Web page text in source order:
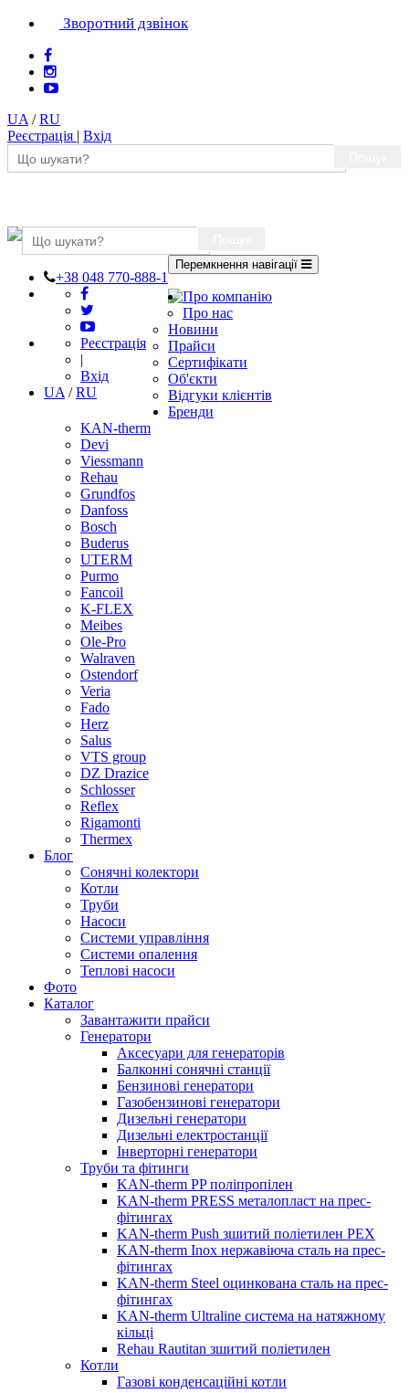
Зворотний дзвінок
UA /RU
Реєстрація | Вхід
+38 048 770-888-1
Реєстрація
|
Вхід
UA /RU
Перемкнення навігації
Про компанію
Про нас
Новини
Прайси
Сертифікати
Об'єкти
Відгуки клієнтів
Бренди
KAN-therm
Devi
Viessmann
Rehau
Grundfos
Danfoss
Bosch
Buderus
UTERM
Purmo
Fancoil
K-FLEX
Meibes
Ole-Pro
Walraven
Ostendorf
Veria
Fado
Herz
Salus
VTS group
DZ Drazice
Schlosser
Reflex
Rigamonti
Thermex
Блог
Сонячні колектори
Котли
Труби
Насоси
Системи управління
Системи опалення
Теплові насоси
Фото
Каталог
Завантажити прайси
Генератори
Аксесуари для генераторів
Балконні сонячні станції
Бензинові генератори
Газобензинові генератори
Дизельні генератори
Дизельні електростанції
Інверторні генератори
Труби та фітинги
KAN-therm PP поліпропілен
KAN-therm PRESS металопласт на прес-
фітингах
KAN-therm Push зшитий поліетилен PEX
KAN-therm Inox нержавіюча сталь на прес-
фітингах
KAN-therm Steel оцинкована сталь на прес-
фітингах
KAN-therm Ultraline система на натяжному
кільці
Rehau Rautitan зшитий поліетилен
Котли
Газові конденсаційні котли